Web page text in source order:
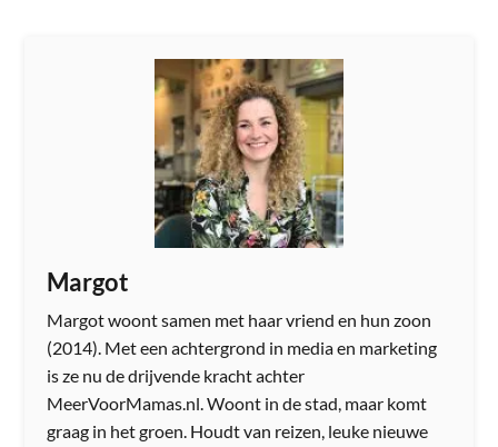
Margot
Margot woont samen met haar vriend en hun zoon
(2014). Met een achtergrond in media en marketing
is ze nu de drijvende kracht achter
MeerVoorMamas.nl. Woont in de stad, maar komt
graag in het groen. Houdt van reizen, leuke nieuwe